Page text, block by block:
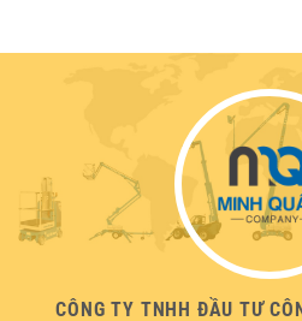
CÔNG TY TNHH ĐẦU TƯ